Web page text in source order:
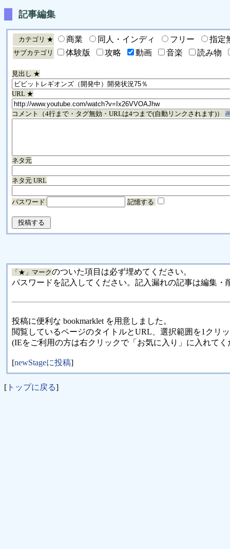
記事編集
カテゴリ ★ 商業 同人・インディ フリー 指定
サブカテゴリ 体験版 攻略 動画 音楽 読み物
見出し ★
URL ★
コメント（4行まで・タグ無効・URLは4つまで(自動リンクされます)）
ネタ元
ネタ元 URL
パスワード 記憶する
「★」マークのついた項目は必ず埋めてください。
パスワードを記入してください。記入漏れの記事は編集・
投稿に便利な bookmarklet を用意しました。
閲覧しているページのタイトルとURL、選択範囲を1クリ
(IEをご利用の方は右クリックで「お気に入り」に入れてく
[newStageに投稿]
[ トップに戻る]